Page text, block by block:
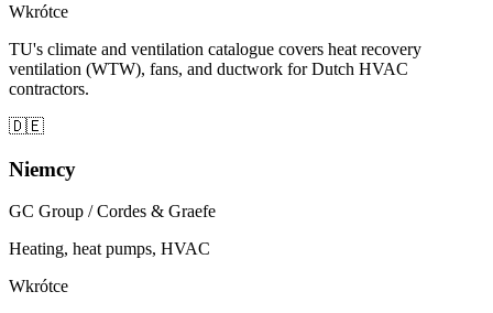
Wkrótce
TU's climate and ventilation catalogue covers heat recovery
ventilation (WTW), fans, and ductwork for Dutch HVAC
contractors.
🇩🇪
Niemcy
GC Group / Cordes & Graefe
Heating, heat pumps, HVAC
Wkrótce